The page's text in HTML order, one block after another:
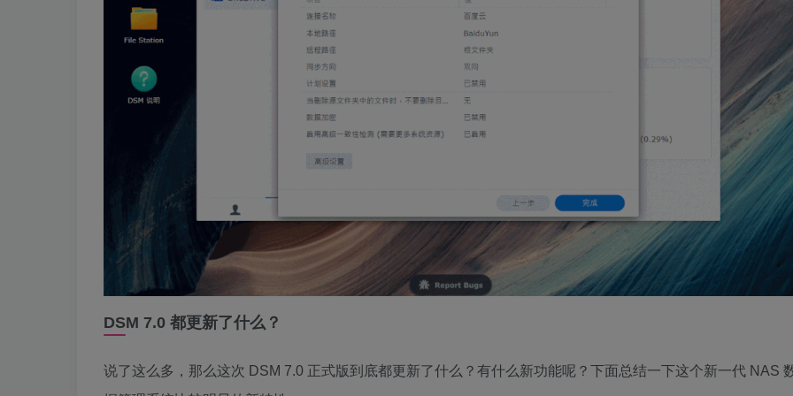
DSM 7.0 都更新了什么？
说了这么多，那么这次 DSM 7.0 正式版到底都更新了什么？有什么新功能呢？下面总结一下这个新一代 NAS